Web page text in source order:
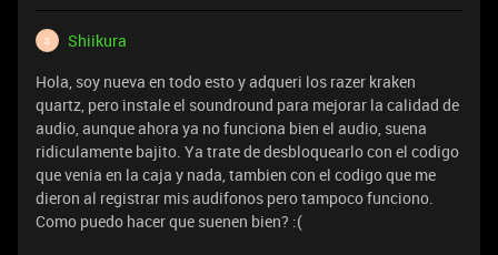
S
Shiikura
Hola, soy nueva en todo esto y adqueri los razer kraken
quartz, pero instale el soundround para mejorar la calidad de
audio, aunque ahora ya no funciona bien el audio, suena
ridiculamente bajito. Ya trate de desbloquearlo con el codigo
que venia en la caja y nada, tambien con el codigo que me
dieron al registrar mis audifonos pero tampoco funciono.
Como puedo hacer que suenen bien? :(